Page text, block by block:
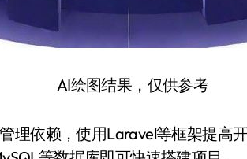
AI绘图结果，仅供参考
理依赖，使用Laravel等框架提高